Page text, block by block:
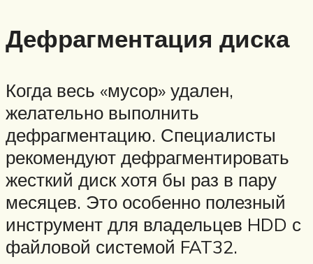
Дефрагментация диска
Когда весь «мусор» удален,
желательно выполнить
дефрагментацию. Специалисты
рекомендуют дефрагментировать
жесткий диск хотя бы раз в пару
месяцев. Это особенно полезный
инструмент для владельцев HDD с
файловой системой FAT32.